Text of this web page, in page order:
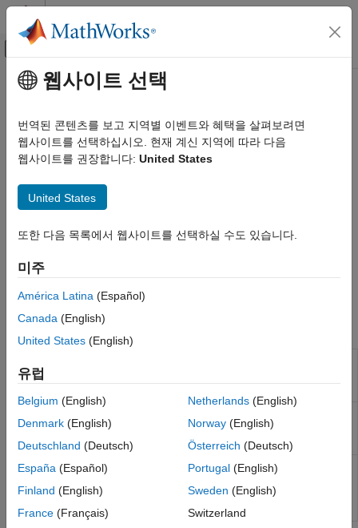
콘텐츠로 바로 가기
오프캔버스 탐색 메뉴 토글
문서 홈
Aerospace Toolbox
궤적 및 자세 시각화
카테고리
비행 시뮬레이터 인터페이스
MATLAB 기반 애니메이션
Unreal Engine 3D 환경
주요 콘텐츠
클래식 가상 현실 애니메이션
Simulink 3D Animation™소프트웨어로 데이터를 시각화
클래식 가상 현실 세계가 Epic Games
구축하고 모델을 가져오며 VRML 형식을 사용하여 가상 현실
세계를 MATLAB
Simulation 3D 블록의 클래스를 사용하여 3D 환경을 생성하고
시작하려면Transition Aero.VirtualRealityAnimation to Unreal
Engine 3D Environment
클래스
viewpoint object for use in
virtual reality animation
Aero.VirtualRealityAnimation
(To be removed) Visualize
using virtual reality
animation object
웹사이트 선택
번역된 콘텐츠를 보고 지역별 이벤트와 혜택을 살펴보려면
웹사이트를 선택하십시오. 현재 계신 지역에 따라 다음
웹사이트를 권장합니다: United States
United States
또한 다음 목록에서 웹사이트를 선택하실 수도 있습니다.
미주
América Latina (Español)
Canada (English)
United States (English)
유럽
Belgium (English)
Denmark (English)
Deutschland (Deutsch)
España (Español)
Finland (English)
France (Français)
Netherlands(English)
Norway(English)
Österreich (Deutsch)
Portugal(English)
Sweden (English)
Switzerland